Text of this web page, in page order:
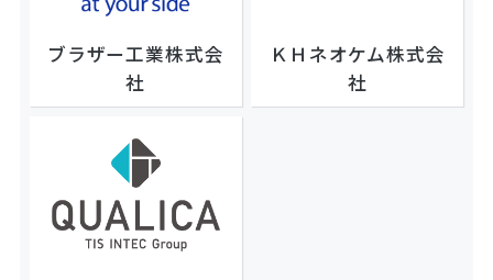
ブラザー工業株式会
社
ＫＨネオケム株式会
社